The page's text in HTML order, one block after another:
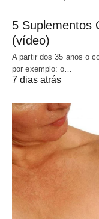
5 Suplementos
(vídeo)
A partir dos 35 anos o
por exemplo: o…
7 dias atrás